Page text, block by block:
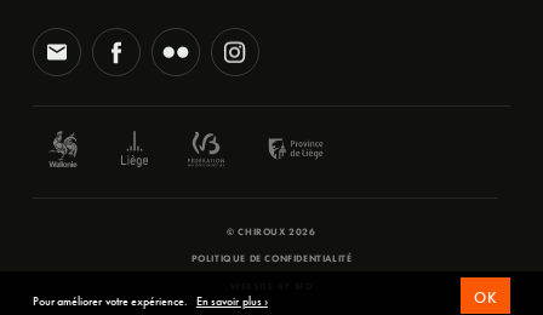
© CHIROUX 2026
POLITIQUE DE CONFIDENTIALITÉ
Pour améliorer votre expérience. En savoir plus › OK